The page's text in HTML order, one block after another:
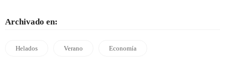
Archivado en:
Helados Verano Economía